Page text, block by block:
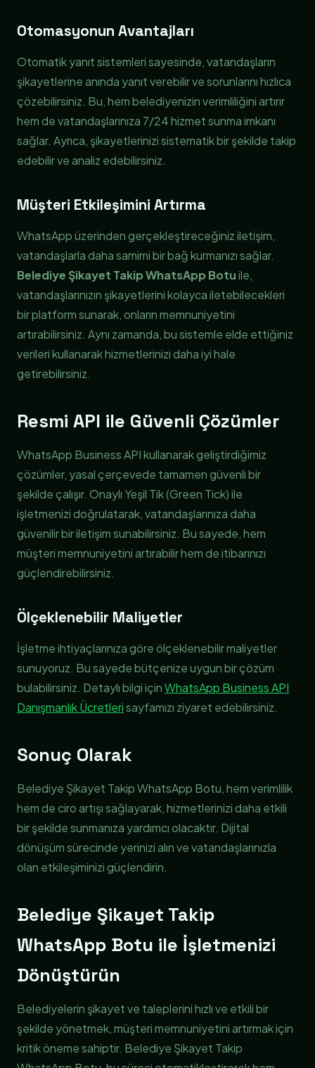
Otomasyonun Avantajları
Otomatik yanıt sistemleri sayesinde, vatandaşların
şikayetlerine anında yanıt verebilir ve sorunlarını hızlıca
çözebilirsiniz. Bu, hem belediyenizin verimliliğini artırır
hem de vatandaşlarınıza 7/24 hizmet sunma imkanı
sağlar. Ayrıca, şikayetlerinizi sistematik bir şekilde takip
edebilir ve analiz edebilirsiniz.
Müşteri Etkileşimini Artırma
WhatsApp üzerinden gerçekleştireceğiniz iletişim,
vatandaşlarla daha samimi bir bağ kurmanızı sağlar.
Belediye Şikayet Takip WhatsApp Botuile,
vatandaşlarınızın şikayetlerini kolayca iletebilecekleri
bir platform sunarak, onların memnuniyetini
artırabilirsiniz. Aynı zamanda, bu sistemle elde ettiğiniz
verileri kullanarak hizmetlerinizi daha iyi hale
getirebilirsiniz.
Resmi API ile Güvenli Çözümler
WhatsApp Business API kullanarak geliştirdiğimiz
çözümler, yasal çerçevede tamamen güvenli bir
şekilde çalışır. Onaylı Yeşil Tik (Green Tick) ile
işletmenizi doğrulatarak, vatandaşlarınıza daha
güvenilir bir iletişim sunabilirsiniz. Bu sayede, hem
müşteri memnuniyetini artırabilir hem de itibarınızı
güçlendirebilirsiniz.
Ölçeklenebilir Maliyetler
İşletme ihtiyaçlarınıza göre ölçeklenebilir maliyetler
sunuyoruz. Bu sayede bütçenize uygun bir çözüm
bulabilirsiniz. Detaylı bilgi içinWhatsApp Business API
Danışmanlık Ücretlerisayfamızı ziyaret edebilirsiniz.
Sonuç Olarak
Belediye Şikayet Takip WhatsApp Botu, hem verimlilik
hem de ciro artışı sağlayarak, hizmetlerinizi daha etkili
bir şekilde sunmanıza yardımcı olacaktır. Dijital
dönüşüm sürecinde yerinizi alın ve vatandaşlarınızla
olan etkileşiminizi güçlendirin.
Belediye Şikayet Takip
WhatsApp Botu ile İşletmenizi
Dönüştürün
Belediyelerin şikayet ve taleplerini hızlı ve etkili bir
şekilde yönetmek, müşteri memnuniyetini artırmak için
kritik öneme sahiptir. Belediye Şikayet Takip